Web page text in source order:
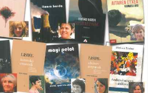
idazleak.